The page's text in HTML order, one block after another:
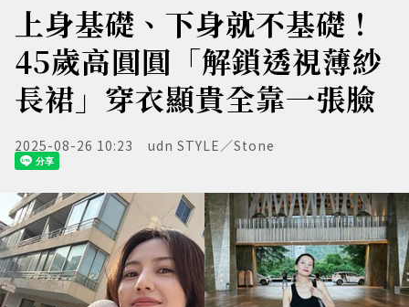
上身基礎、下身就不基礎！
45歲高圓圓「解鎖透視薄紗
長裙」穿衣顯貴全靠一張臉
2025-08-26 10:23 udn STYLE／Stone